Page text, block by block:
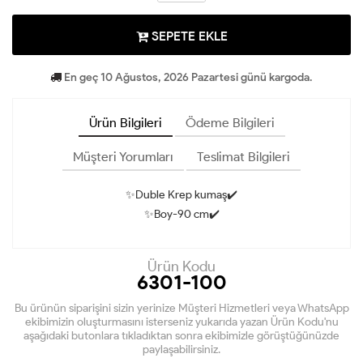
SEPETE EKLE
En geç 10 Ağustos, 2026 Pazartesi günü kargoda.
Ürün Bilgileri Ödeme Bilgileri
Müşteri Yorumları Teslimat Bilgileri
✨Duble Krep kumaş✔️
✨Boy-90 cm✔️
Ürün Kodu
6301-100
Bu ürünün siparişini sizin yerinize Müşteri Hizmetleri veya WhatsApp
ekibimizin oluşturmasını isterseniz yukarıda yazan Ürün Kodu'nu
aşağıdaki butonlara tıkladıktan sonra ekibimizle görüştüğünüzde
paylaşabilirsiniz.